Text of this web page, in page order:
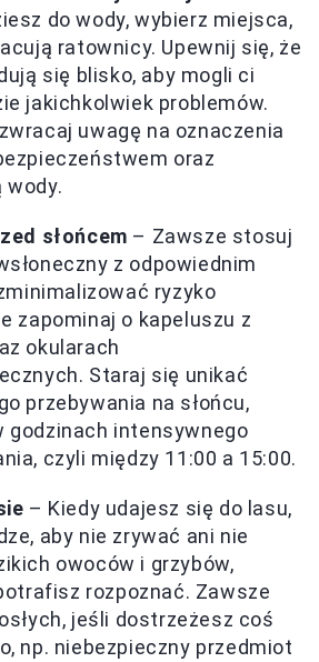
do wody, wybierz miejsca,
ratownicy. Upewnij się, że
się blisko, aby mogli ci
jakichkolwiek problemów.
uwagę na oznaczenia
oraz
wody.
słońcem – Zawsze stosuj
z odpowiednim
ryzyko
zapominaj o kapeluszu z
okularach
Staraj się unikać
przebywania na słońcu,
godzinach intensywnego
czyli między 11:00 a 15:00.
– Kiedy udajesz się do lasu,
aby nie zrywać ani nie
owoców i grzybów,
rozpoznać. Zawsze
jeśli dostrzeżesz coś
np. niebezpieczny przedmiot